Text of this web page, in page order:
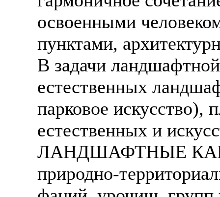
освоенными
пунктами,
В задачи
естественных
парковое искусство),
естественных и
ЛАНДШАФТНЫЕ
природно-